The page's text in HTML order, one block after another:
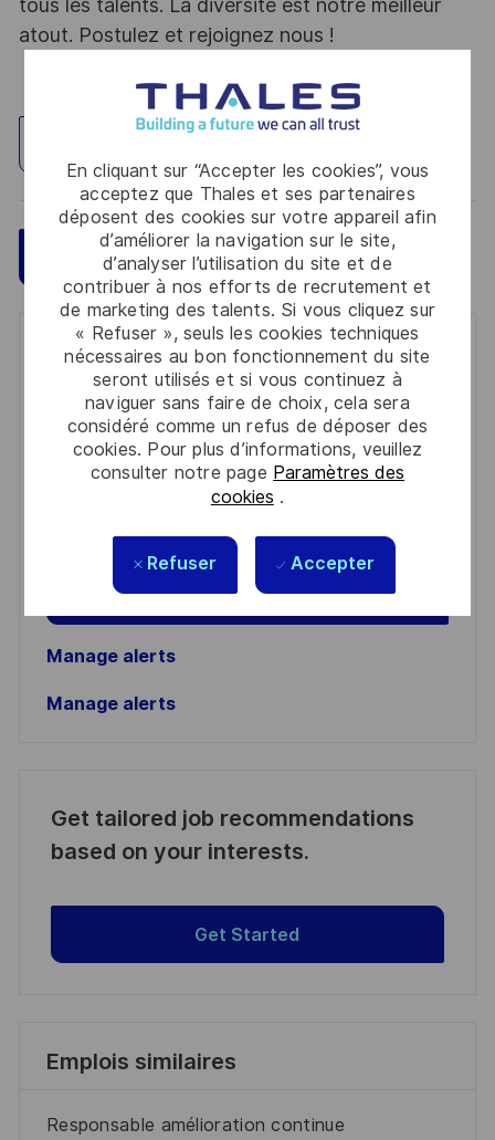
En cliquant sur “Accepter les cookies”, vous
acceptez que Thales et ses partenaires
déposent des cookies sur votre appareil afin
d’améliorer la navigation sur le site,
d’analyser l’utilisation du site et de
contribuer à nos efforts de recrutement et
de marketing des talents. Si vous cliquez sur
« Refuser », seuls les cookies techniques
nécessaires au bon fonctionnement du site
seront utilisés et si vous continuez à
naviguer sans faire de choix, cela sera
considéré comme un refus de déposer des
cookies. Pour plus d’informations, veuillez
consulter notre page Paramètres des
cookies .
Refuser Accepter
tous les talents. La diversité est notre meilleur
atout. Postulez et rejoignez nous !
Postulez maintenant Sauvegarder
Get notified for similar jobs
You'll receive updates once a week
Enter
(Required)
informations personnelles
Activer
Manage alerts
Manage alerts
Get tailored job recommendations
based on your interests.
Get Started
Emplois similaires
Responsable amélioration continue